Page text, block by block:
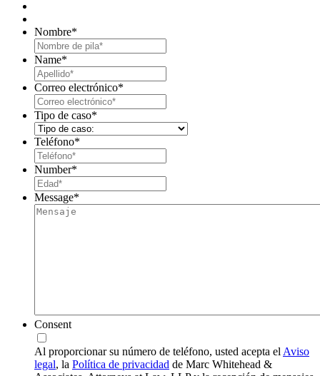
Nombre*
Name*
Correo electrónico*
Tipo de caso*
Teléfono*
Number*
Message*
Consent
Al proporcionar su número de teléfono, usted acepta el Aviso
legal, la Política de privacidad de Marc Whitehead &